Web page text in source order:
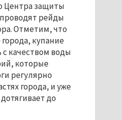
Центра защиты
рейды
Отметим, что
купание
качеством воды
которые
регулярно
города, и уже
до